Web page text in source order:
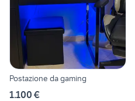
Postazione da gaming
1.100 €